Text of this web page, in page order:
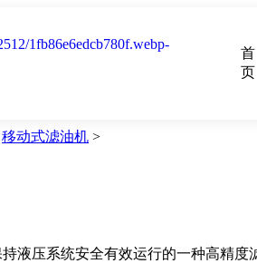
首
页
移动式滤油机 >
液压系统安全有效运行的一种高精